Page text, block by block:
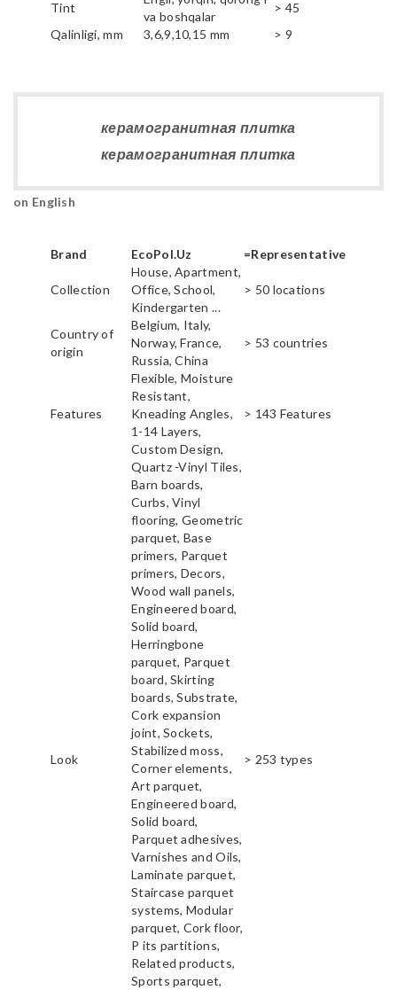
Tint
va boshqalar
> 45
Qalinligi, mm
3,6,9,10,15 mm > 9
керамогранитная плитка
керамогранитная плитка
on English
Brand EcoPol.Uz =Representative
Collection
House, Apartment,
Office, School,
Kindergarten ...
> 50 locations
Country of
origin
Belgium, Italy,
Norway, France,
Russia, China
> 53 countries
Features
Flexible, Moisture
Resistant,
Kneading Angles,
1-14 Layers,
Custom Design,
> 143 Features
Look
Quartz -Vinyl Tiles,
Barn boards,
Curbs, Vinyl
flooring, Geometric
parquet, Base
primers, Parquet
primers, Decors,
Wood wall panels,
Engineered board,
Solid board,
Herringbone
parquet, Parquet
board, Skirting
boards, Substrate,
Cork expansion
joint, Sockets,
Stabilized moss,
Corner elements,
Art parquet,
Engineered board,
Solid board,
Parquet adhesives,
Varnishes and Oils,
Laminate parquet,
Staircase parquet
systems, Modular
parquet, Cork floor,
P its partitions,
Related products,
Sports parquet,
> 253 types